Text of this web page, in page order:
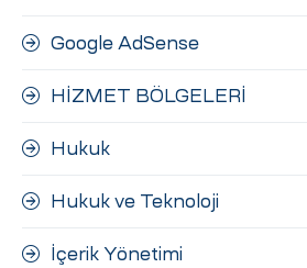
Google AdSense
HİZMET BÖLGELERİ
Hukuk
Hukuk ve Teknoloji
İçerik Yönetimi